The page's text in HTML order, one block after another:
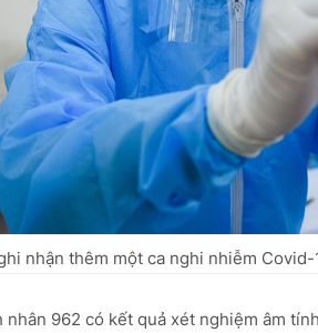
nhận thêm một ca nghi nhiễm
nhân 962 có kết quả xét nghiệm âm